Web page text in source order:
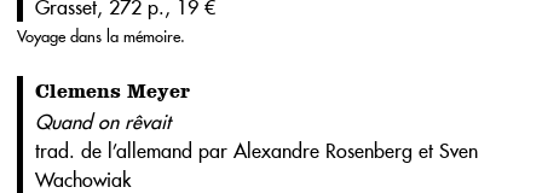
Grasset, 272 p., 19 €
Voyage dans la mémoire.
Clemens Meyer
Quand on rêvait
trad. de l’allemand par Alexandre Rosenberg et Sven
Wachowiak